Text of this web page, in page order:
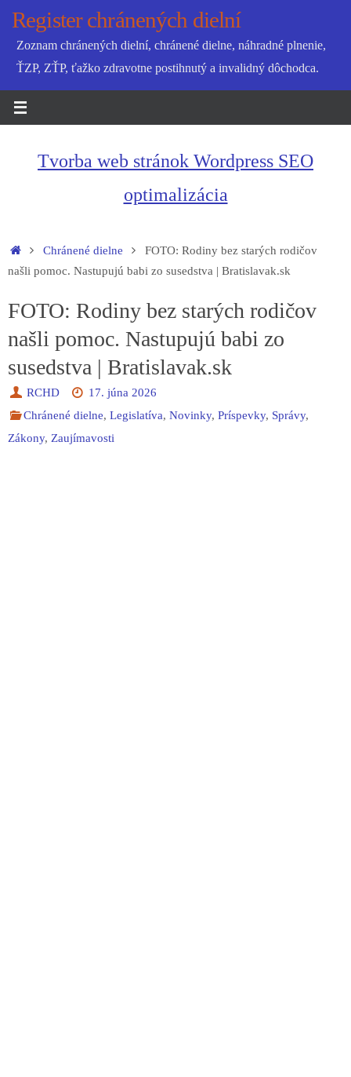
SkipRegister chránených dielní
Zoznam chránených dielní, chránené dielne, náhradné plnenie,
ŤZP, ZŤP, ťažko zdravotne postihnutý a invalidný dôchodca.
Tvorba web stránok Wordpress SEO
optimalizácia
HomeChránené dielne
FOTO: Rodiny bez starých rodičov
našli pomoc. Nastupujú babi zo susedstva | Bratislavak.sk
FOTO: Rodiny bez starých rodičov
našli pomoc. Nastupujú babi zo
susedstva | Bratislavak.sk
RCHD
17. júna 2026
Chránené dielne,Legislatíva,Novinky,Príspevky, Správy,
Zákony, Zaujímavosti